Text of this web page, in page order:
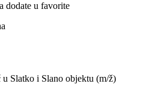
dodate u favorite
u Slatko i Slano objektu (m/ž)